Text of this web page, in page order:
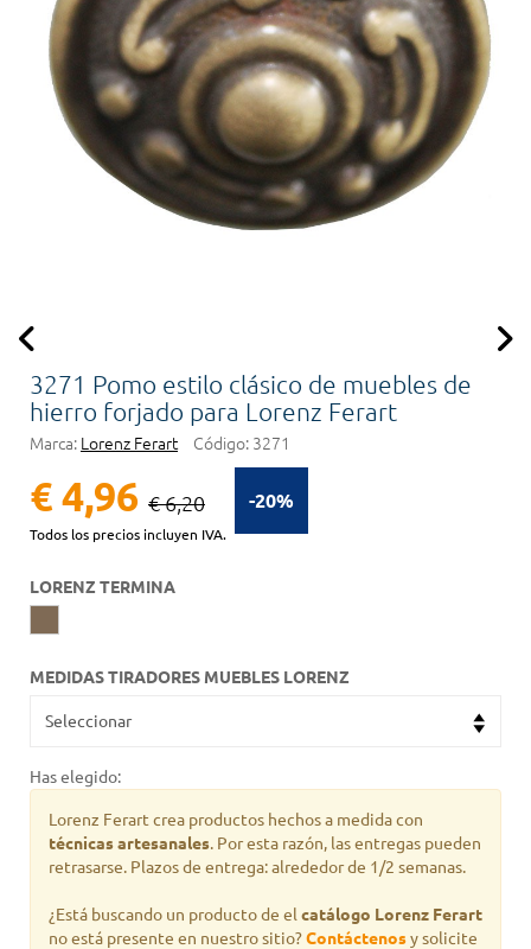
3271 Pomo estilo clásico de muebles de
hierro forjado para Lorenz Ferart
Marca: Lorenz Ferart Código: 3271
-20%
€ 4,96 € 6,20
Todos los precios incluyen IVA.
LORENZ TERMINA
MEDIDAS TIRADORES MUEBLES LORENZ
Has elegido:
Lorenz Ferart crea productos hechos a medida con
técnicas artesanales. Por esta razón, las entregas pueden
retrasarse. Plazos de entrega: alrededor de 1/2 semanas.
¿Está buscando un producto de el catálogo Lorenz Ferart
no está presente en nuestro sitio?Contáctenosy solicite